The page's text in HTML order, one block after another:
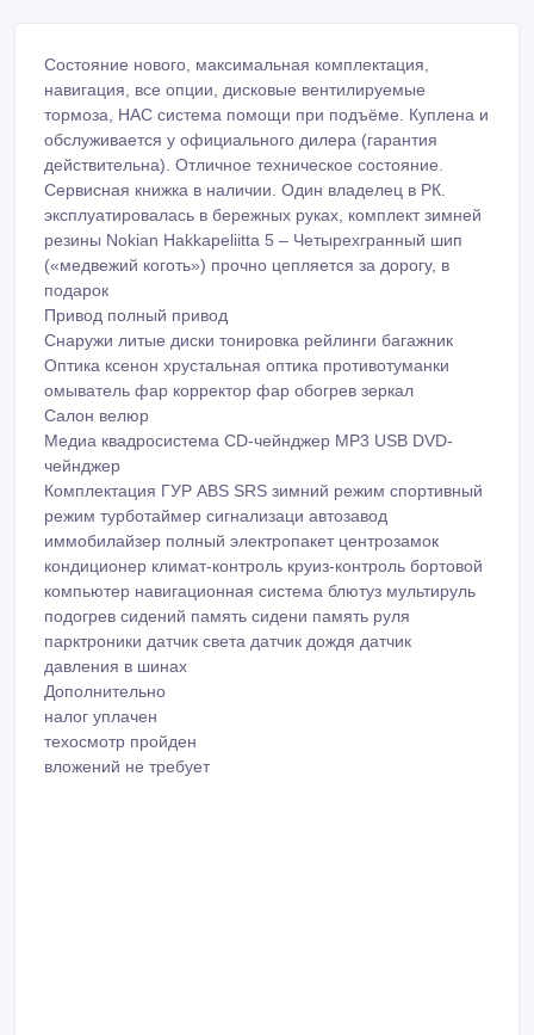
Состояние нового, максимальная комплектация,
навигация, все опции, дисковые вентилируемые
тормоза, НАС система помощи при подъёме. Куплена и
обслуживается у официального дилера (гарантия
действительна). Отличное техническое состояние.
Сервисная книжка в наличии. Один владелец в РК.
эксплуатировалась в бережных руках, комплект зимней
резины Nokian Hakkapeliitta 5 – Четырехгранный шип
(«медвежий коготь») прочно цепляется за дорогу, в
подарок
Привод полный привод
Снаружи литые диски тонировка рейлинги багажник
Оптика ксенон хрустальная оптика противотуманки
омыватель фар корректор фар обогрев зеркал
Салон велюр
Медиа квадросистема CD-чейнджер MP3 USB DVD-
чейнджер
Комплектация ГУР ABS SRS зимний режим спортивный
режим турботаймер сигнализаци автозавод
иммобилайзер полный электропакет центрозамок
кондиционер климат-контроль круиз-контроль бортовой
компьютер навигационная система блютуз мультируль
подогрев сидений память сидени память руля
парктроники датчик света датчик дождя датчик
давления в шинах
Дополнительно
налог уплачен
техосмотр пройден
вложений не требует